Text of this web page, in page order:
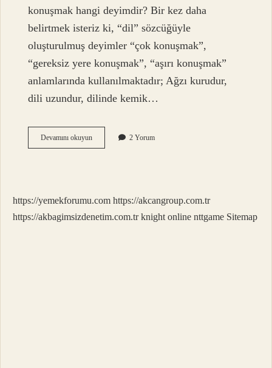
konuşmak hangi deyimdir? Bir kez daha
belirtmek isteriz ki, “dil” sözcüğüyle
oluşturulmuş deyimler “çok konuşmak”,
“gereksiz yere konuşmak”, “aşırı konuşmak”
anlamlarında kullanılmaktadır; Ağzı kurudur,
dili uzundur, dilinde kemik…
Devamını okuyunÇok
Istemek
2 Yorum
https://yemekforumu.com https://akcangroup.com.tr
https://akbagimsizdenetim.com.tr knight online nttgame Sitemap